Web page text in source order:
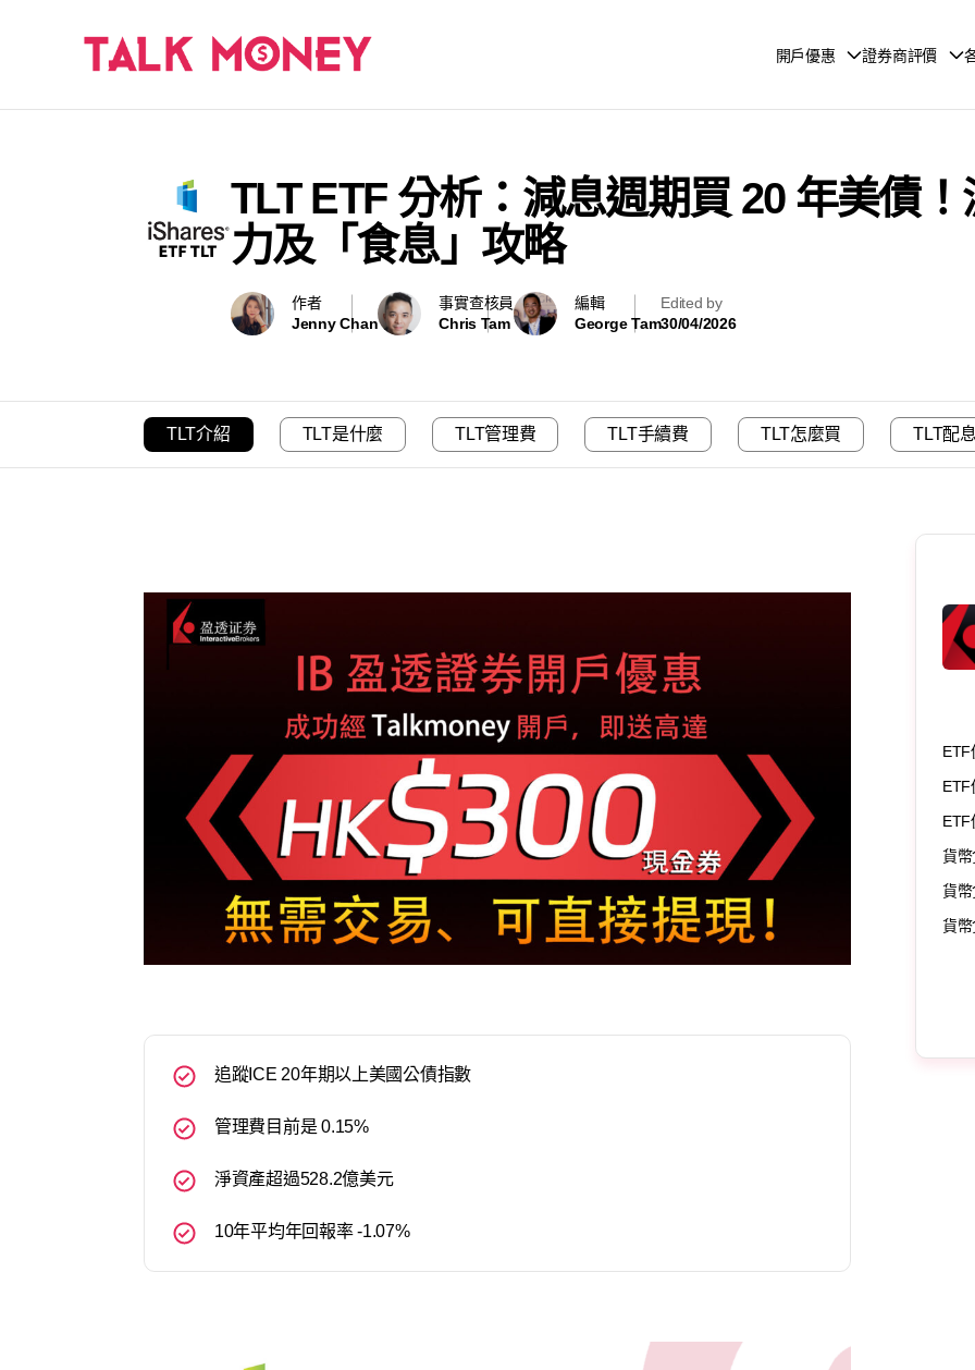
開戶優惠 證券商評價
TLT ETF 分析：減息週期買 20 年美債
力及「食息」攻略
作者
Jenny Chan
事實查核員
Chris Tam
編輯
George Tam
Edited by
30/04/2026
TLT介紹 TLT是什麼 TLT管理費 TLT手續費 TLT怎麼買 TLT配
追蹤ICE 20年期以上美國公債指數
管理費目前是 0.15%
淨資產超過528.2億美元
10年平均年回報率 -1.07%
ETF
ETF
ETF
貨
貨
貨